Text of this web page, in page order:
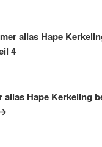
alias Hape
4
alias Hape Kerkeling